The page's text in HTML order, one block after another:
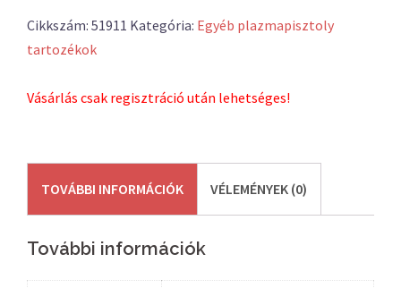
Cikkszám: 51911 Kategória: Egyéb plazmapisztoly
tartozékok
Vásárlás csak regisztráció után lehetséges!
TOVÁBBI INFORMÁCIÓK VÉLEMÉNYEK (0)
További információk